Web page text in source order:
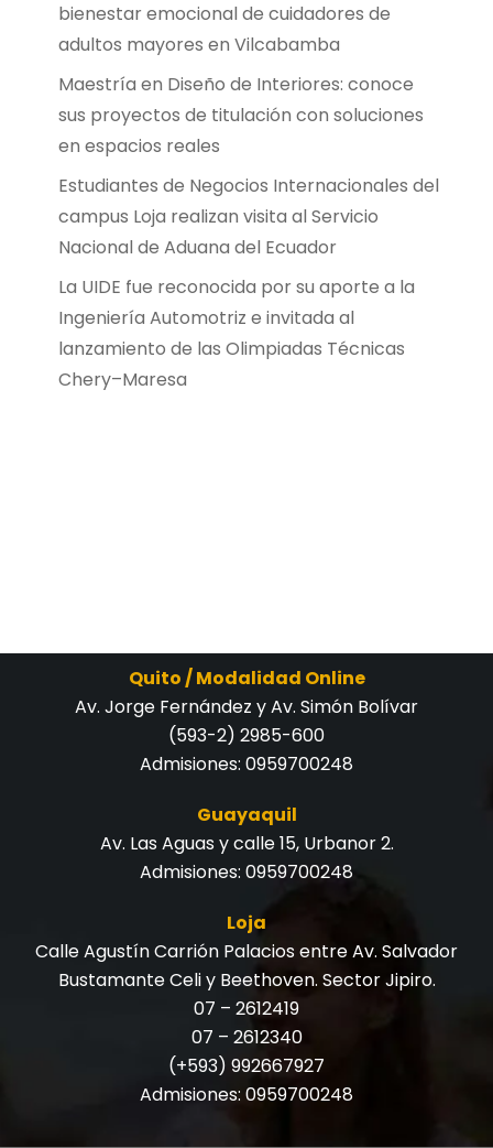
bienestar emocional de cuidadores de
adultos mayores en Vilcabamba
Maestría en Diseño de Interiores: conoce
sus proyectos de titulación con soluciones
en espacios reales
Estudiantes de Negocios Internacionales del
campus Loja realizan visita al Servicio
Nacional de Aduana del Ecuador
La UIDE fue reconocida por su aporte a la
Ingeniería Automotriz e invitada al
lanzamiento de las Olimpiadas Técnicas
Chery–Maresa
Quito / Modalidad Online
Av. Jorge Fernández y Av. Simón Bolívar
(593-2) 2985-600
Admisiones: 0959700248
Guayaquil
Av. Las Aguas y calle 15, Urbanor 2.
Admisiones: 0959700248
Loja
Calle Agustín Carrión Palacios entre Av. Salvador
Bustamante Celi y Beethoven. Sector Jipiro.
07 – 2612419
07 – 2612340
(+593) 992667927
Admisiones: 0959700248